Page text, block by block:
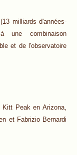
milliards d'années-
une combinaison
et de l'observatoire
Peak en Arizona,
et Fabrizio Bernardi